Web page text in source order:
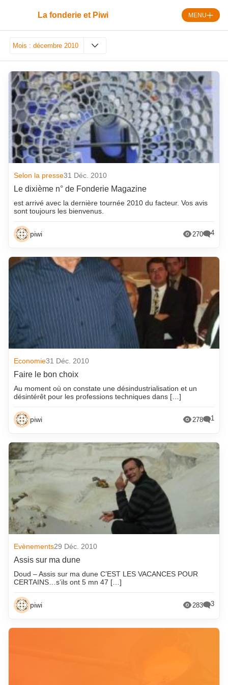
La fonderie et Piwi MENU
Mois : décembre 2010
août 2026
juillet 2026
juin 2026
mai 2026
avril 2026
mars 2026
février 2026
janvier 2026
décembre 2025
octobre 2025
août 2025
juillet 2025
juin 2025
mai 2025
avril 2025
janvier 2025
décembre 2024
novembre 2024
septembre 2024
août 2024
juillet 2024
juin 2024
mai 2024
avril 2024
mars 2024
février 2024
janvier 2024
décembre 2023
novembre 2023
octobre 2023
septembre 2018
août 2018
juillet 2018
juin 2018
mai 2018
avril 2018
mars 2018
février 2018
janvier 2018
septembre 2017
août 2017
juillet 2017
juin 2017
février 2017
janvier 2017
octobre 2016
septembre 2016
août 2016
juillet 2016
juin 2016
mai 2016
février 2016
novembre 2015
Selon la presse31 Déc. 2010
Le dixième n° de Fonderie Magazine
est arrivé avec la dernière tournée 2010 du facteur. Vos avis
sont toujours les bienvenus.
piwi 270 4
Economie31 Déc. 2010
Faire le bon choix
Au moment où on constate une désindustrialisation et un
désintérêt pour les professions techniques dans […]
piwi 278 1
Evènements29 Déc. 2010
Assis sur ma dune
Doud – Assis sur ma dune C’EST LES VACANCES POUR
CERTAINS…s’ils ont 5 mn 47 […]
piwi 283 3